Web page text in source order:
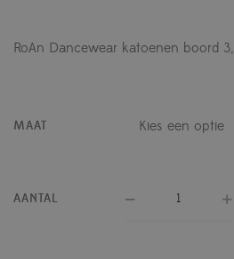
RoAn Dancewear katoenen boord
MAAT
AANTAL